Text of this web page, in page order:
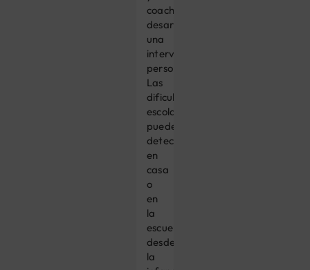
coaching,
desarrollando
una
intervención
personalizada.
Las
dificultades
escolares
pueden
detectarse
en
casa
o
en
la
escuela
desde
la